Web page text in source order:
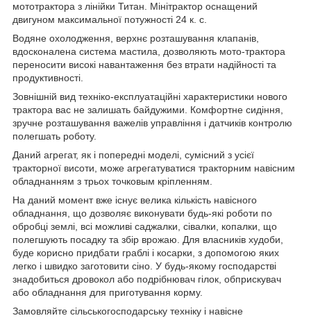
мототрактора з лінійки Титан. Мінітрактор оснащений
двигуном максимальної потужності 24 к. с.
Водяне охолодження, верхнє розташування клапанів,
вдосконалена система мастила, дозволяють мото-трактора
переносити високі навантаження без втрати надійності та
продуктивності.
Зовнішній вид техніко-експлуатаційні характеристики нового
трактора вас не залишать байдужими. Комфортне сидіння,
зручне розташування важелів управління і датчиків контролю
полегшать роботу.
Даний агрегат, як і попередні моделі, сумісний з усієї
тракторної висоти, може агрегатуватися тракторним навісним
обладнанням з трьох точковым кріпленням.
На даний момент вже існує велика кількість навісного
обладнання, що дозволяє виконувати будь-які роботи по
обробці землі, всі можливі саджалки, сівалки, копалки, що
полегшують посадку та збір врожаю. Для власників худоби,
буде корисно придбати граблі і косарки, з допомогою яких
легко і швидко заготовити сіно. У будь-якому господарстві
знадобиться дровокол або подрібнювач гілок, обприскувач
або обладнання для приготування корму.
Замовляйте сільськогосподарську техніку і навісне